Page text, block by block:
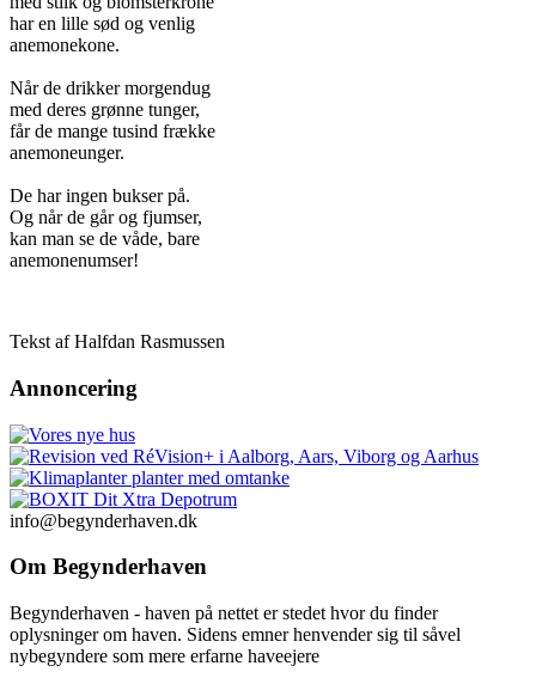
har en lille sød og venlig
anemonekone.
Når de drikker morgendug
med deres grønne tunger,
får de mange tusind frække
anemoneunger.
De har ingen bukser på.
Og når de går og fjumser,
kan man se de våde, bare
anemonenumser!
Tekst af Halfdan Rasmussen
Annoncering
info@begynderhaven.dk
Om Begynderhaven
Begynderhaven - haven på nettet er stedet hvor du finder
oplysninger om haven. Sidens emner henvender sig til såvel
nybegyndere som mere erfarne haveejere